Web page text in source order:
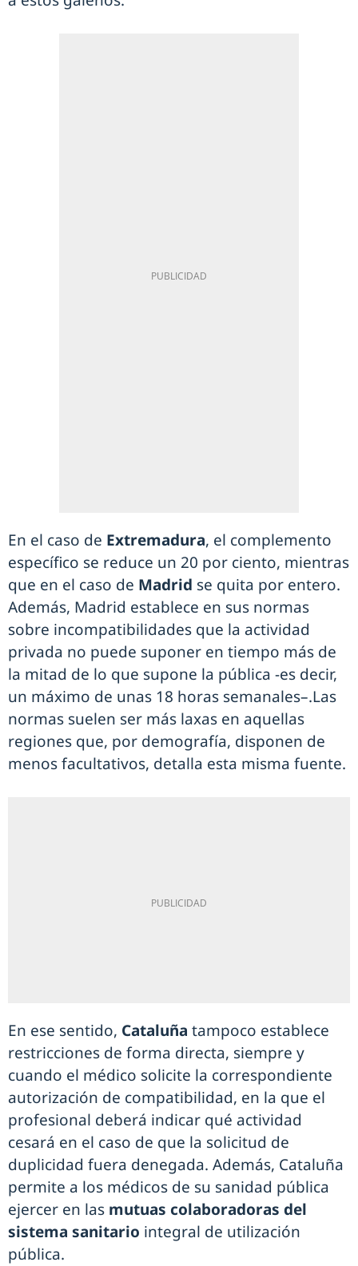
En el caso de Extremadura, el complemento
específico se reduce un 20 por ciento, mientras
que en el caso de Madrid se quita por entero.
Además, Madrid establece en sus normas
sobre incompatibilidades que la actividad
privada no puede suponer en tiempo más de
la mitad de lo que supone la pública -es decir,
un máximo de unas 18 horas semanales–.Las
normas suelen ser más laxas en aquellas
regiones que, por demografía, disponen de
menos facultativos, detalla esta misma fuente.
En ese sentido, Cataluña tampoco establece
restricciones de forma directa, siempre y
cuando el médico solicite la correspondiente
autorización de compatibilidad, en la que el
profesional deberá indicar qué actividad
cesará en el caso de que la solicitud de
duplicidad fuera denegada. Además, Cataluña
permite a los médicos de su sanidad pública
ejercer en las mutuas colaboradoras del
sistema sanitario integral de utilización
pública.